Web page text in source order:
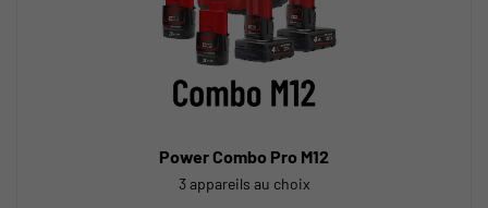
Power Combo Pro M12
3 appareils au choix